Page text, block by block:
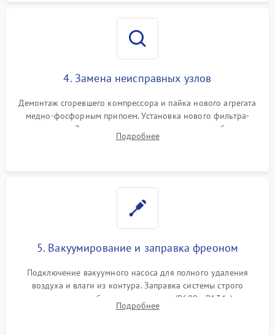
4. Замена неисправных узлов
Демонтаж сгоревшего компрессора и пайка нового агрегата
медно-фосфорным припоем. Установка нового фильтра-
осушителя. Замена изношенных вентиляторов обдува,
сломанных заслонок или поврежденных дверных петель.
Подробнее
5. Вакуумирование и заправка фреоном
Подключение вакуумного насоса для полного удаления
воздуха и влаги из контура. Заправка системы строго
дозированным объемом хладагента (R600a, R134a) по
электронным весам. Контроль рабочего давления в системе.
Подробнее